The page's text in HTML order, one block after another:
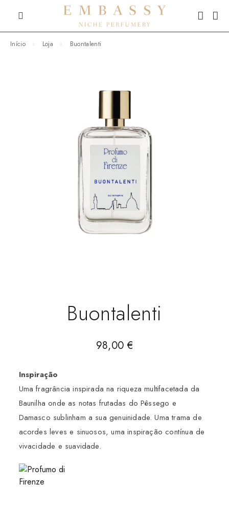
Início Loja Buontalenti
Buontalenti
98,00€
Inspiração
Uma fragrância inspirada na riqueza multifacetada da
Baunilha onde as notas frutadas do Pêssego e
Damasco sublinham a sua genuinidade. Uma trama de
acordes leves e sinuosos, uma inspiração contínua de
vivacidade e suavidade.